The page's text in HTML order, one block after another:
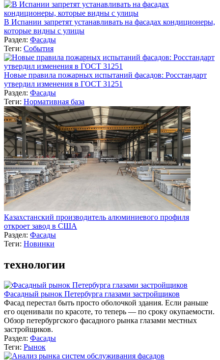
В Испании запретят устанавливать на фасадах кондиционеры,
которые видны с улицы
Раздел: Фасады
Теги: События
Новые правила пожарных испытаний фасадов: Росстандарт
утвердил изменения в ГОСТ 31251
Раздел: Фасады
Теги: Нормативная база
Казахстанский производитель алюминиевого профиля
откроет завод в США
Раздел: Фасады
Теги: Новинки
технологии
Фасадный рынок Петербурга глазами застройщиков
Фасад перестал быть просто оболочкой здания. Если раньше
его оценивали по красоте, то теперь — по сроку окупаемости.
Обзор петербургского фасадного рынка глазами местных
застройщиков.
Раздел: Фасады
Теги: Рынок